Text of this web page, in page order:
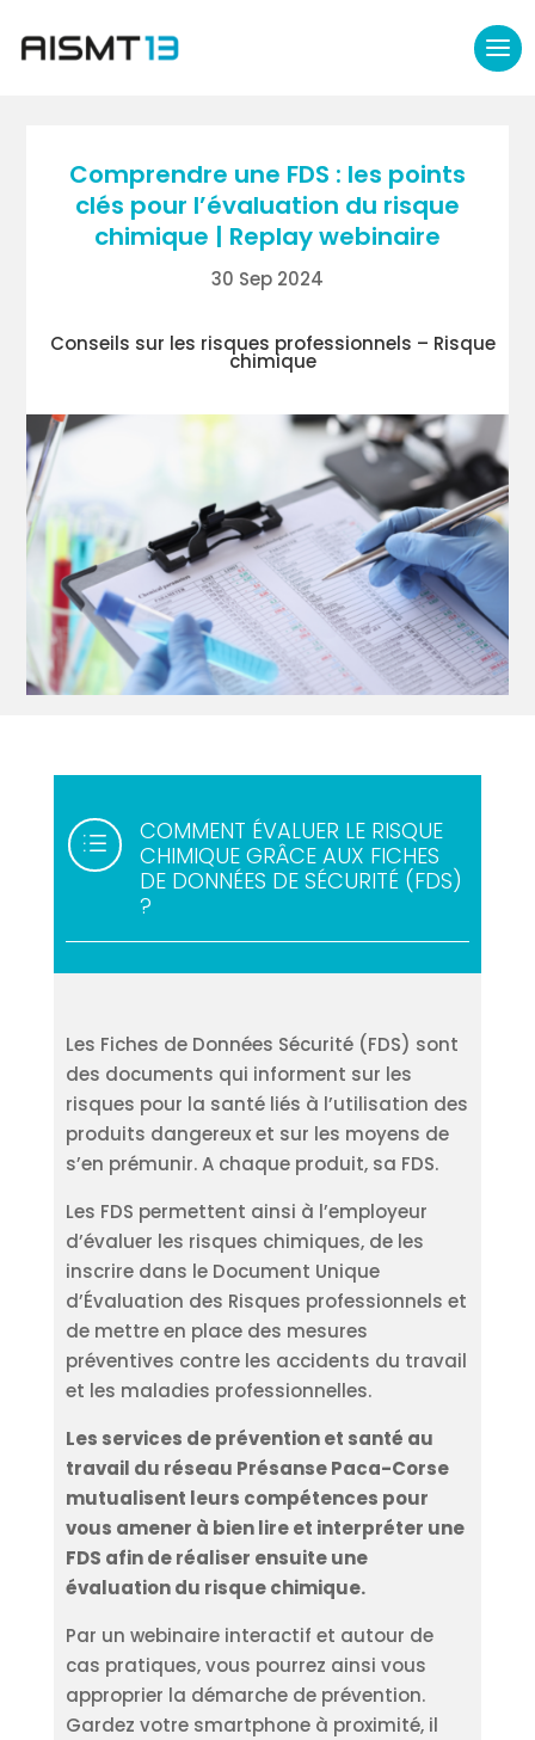
Comprendre une FDS : les points
clés pour l’évaluation du risque
chimique | Replay webinaire
30 Sep 2024
Conseils sur les risques professionnels – Risque
chimique
d
COMMENT ÉVALUER LE RISQUE
CHIMIQUE GRÂCE AUX FICHES
DE DONNÉES DE SÉCURITÉ (FDS)
?
Les Fiches de Données Sécurité (FDS) sont
des documents qui informent sur les
risques pour la santé liés à l’utilisation des
produits dangereux et sur les moyens de
s’en prémunir. A chaque produit, sa FDS.
Les FDS permettent ainsi à l’employeur
d’évaluer les risques chimiques, de les
inscrire dans le Document Unique
d’Évaluation des Risques professionnels et
de mettre en place des mesures
préventives contre les accidents du travail
et les maladies professionnelles.
Les services de prévention et santé au
travail du réseau Présanse Paca-Corse
mutualisent leurs compétences pour
vous amener à bien lire et interpréter une
FDS afin de réaliser ensuite une
évaluation du risque chimique.
Par un webinaire interactif et autour de
cas pratiques, vous pourrez ainsi vous
approprier la démarche de prévention.
Gardez votre smartphone à proximité, il